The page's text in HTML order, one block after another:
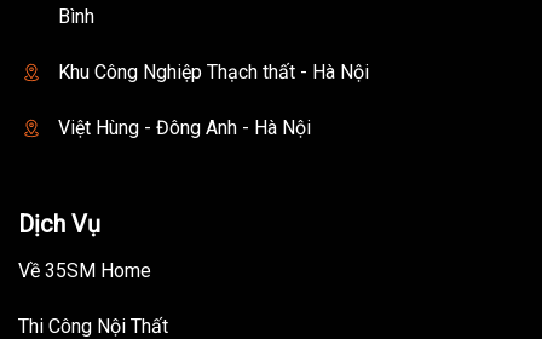
Bình
Khu Công Nghiệp Thạch thất - Hà Nội
Việt Hùng - Đông Anh - Hà Nội
Dịch Vụ
Về 35SM Home
Thi Công Nội Thất